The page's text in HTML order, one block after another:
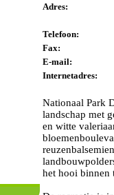
Adres:
Telefoon:
Fax:
E-mail:
Internetadres:
Nationaal Park
landschap met
en witte
het hooi binnen